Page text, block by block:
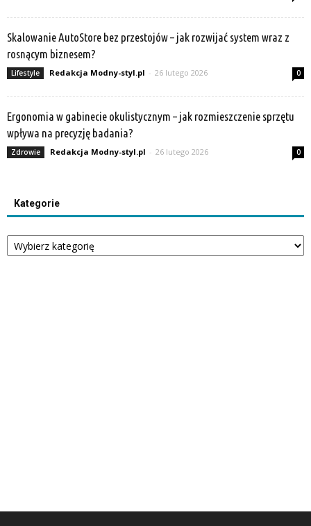
Skalowanie AutoStore bez przestojów – jak rozwijać system wraz z
rosnącym biznesem?
Lifestyle Redakcja Modny-styl.pl - 26 lutego 2026 0
Ergonomia w gabinecie okulistycznym – jak rozmieszczenie sprzętu
wpływa na precyzję badania?
Zdrowie Redakcja Modny-styl.pl - 26 lutego 2026 0
Kategorie
Kategorie